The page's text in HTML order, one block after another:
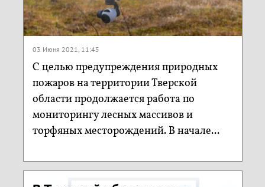
03 Июня 2021, 11:45
С целью предупреждения природных
пожаров на территории Тверской
области продолжается работа по
мониторингу лесных массивов и
торфяных месторождений. В начале...